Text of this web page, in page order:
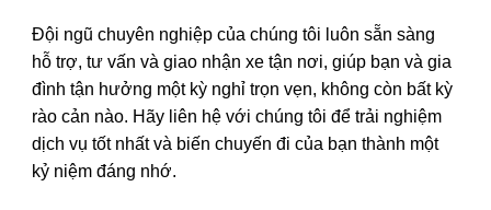
Đội ngũ chuyên nghiệp của chúng tôi luôn sẵn sàng
hỗ trợ, tư vấn và giao nhận xe tận nơi, giúp bạn và gia
đình tận hưởng một kỳ nghỉ trọn vẹn, không còn bất kỳ
rào cản nào. Hãy liên hệ với chúng tôi để trải nghiệm
dịch vụ tốt nhất và biến chuyến đi của bạn thành một
kỷ niệm đáng nhớ.